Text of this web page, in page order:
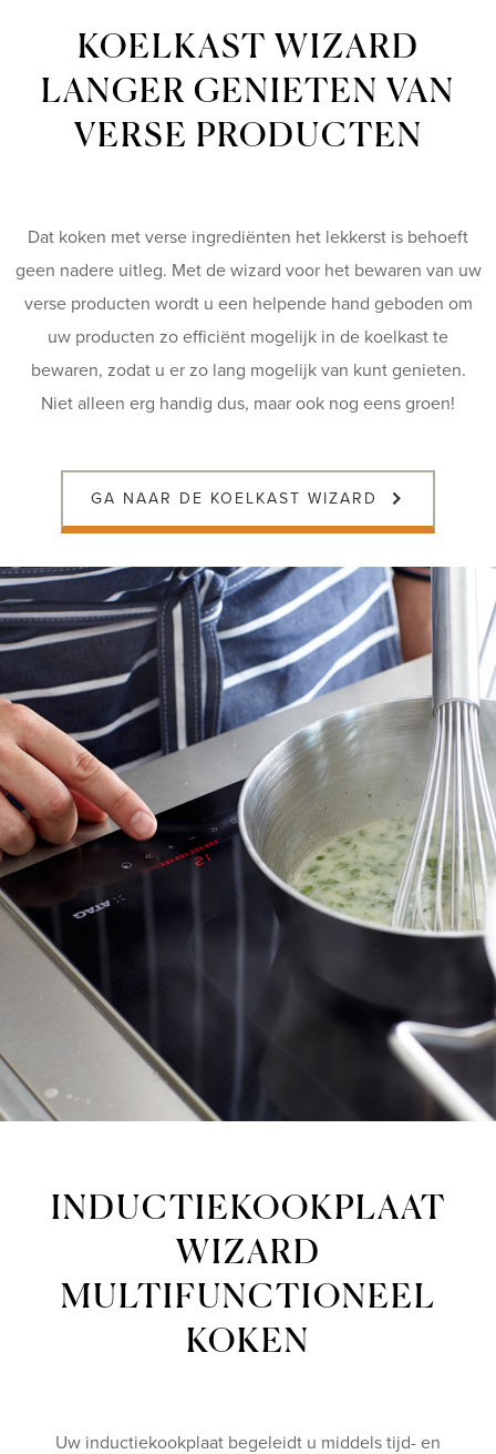
KOELKAST WIZARD
LANGER GENIETEN VAN
VERSE PRODUCTEN
Dat koken met verse ingrediënten het lekkerst is behoeft
geen nadere uitleg. Met de wizard voor het bewaren van uw
verse producten wordt u een helpende hand geboden om
uw producten zo efficiënt mogelijk in de koelkast te
bewaren, zodat u er zo lang mogelijk van kunt genieten.
Niet alleen erg handig dus, maar ook nog eens groen!
GA NAAR DE KOELKAST WIZARD
INDUCTIEKOOKPLAAT
WIZARD
MULTIFUNCTIONEEL
KOKEN
Uw inductiekookplaat begeleidt u middels tijd- en